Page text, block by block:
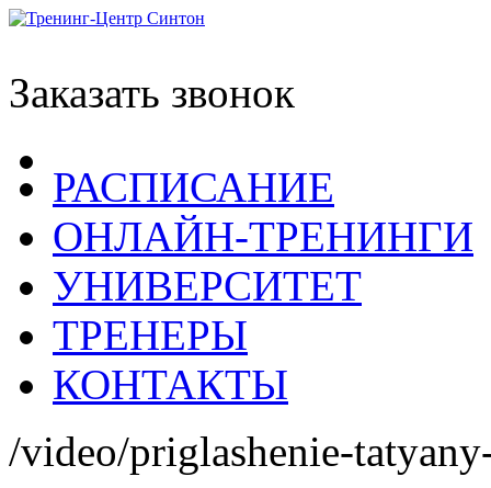
Заказать звонок
РАСПИСАНИЕ
ОНЛАЙН-ТРЕНИНГИ
УНИВЕРСИТЕТ
ТРЕНЕРЫ
КОНТАКТЫ
/video/priglashenie-